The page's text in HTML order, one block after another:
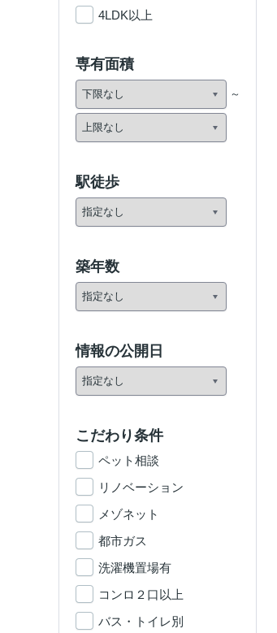
4LDK以上
専有面積
駅徒歩
築年数
情報の公開日
こだわり条件
ペット相談
リノベーション
メゾネット
都市ガス
洗濯機置場有
コンロ２口以上
バス・トイレ別